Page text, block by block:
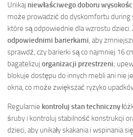
Unikaj niewłaściwego doboru
może prowadzić do dyskomfortu during
które są odpowiednie dla wzrostu dzieci.
odpowiednimi barierkami, aby
sprawdź, czy barierki są co najmniej 16
bagatelizuj organizacji przestrzeni;
blokuje dostępu do innych mebli ani nie
okna, co może zwiększać ryzyko
Regularnie kontroluj stan techniczny
śruby i kontroluj stabilność konstrukcji
dzieci, aby unikały skakania i wspinania